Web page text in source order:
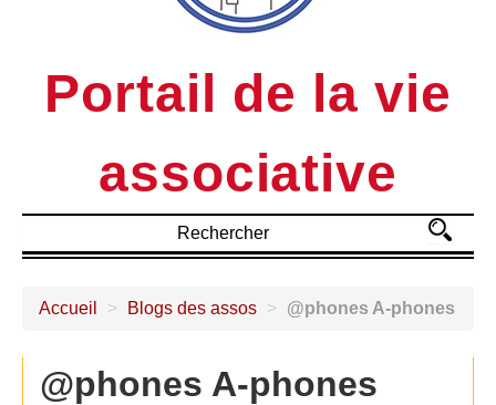
Portail de la vie
associative
Actualités
MVA
Accueil > Blogs des assos > @phones A-phones
@phones A-phones